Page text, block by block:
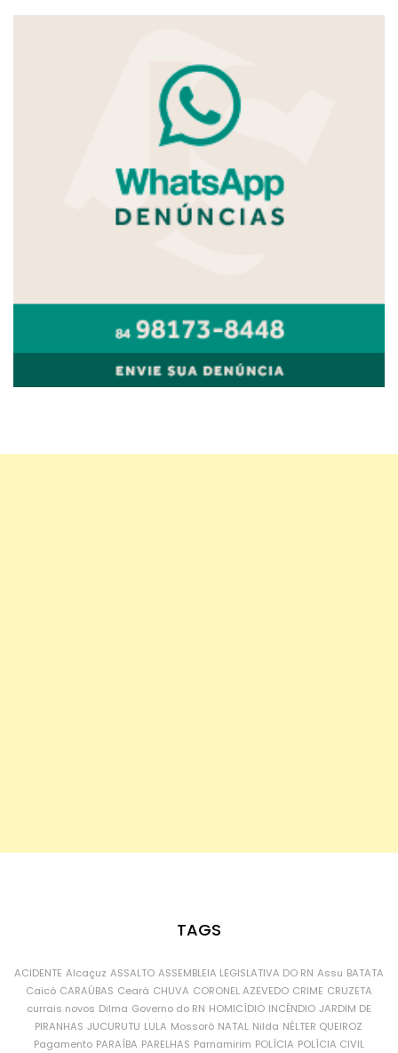
TAGS
ACIDENTE Alcaçuz ASSALTO ASSEMBLEIA LEGISLATIVA DO RN Assu BATATA
Caicó CARAÚBAS Ceará CHUVA CORONEL AZEVEDO CRIME CRUZETA
currais novos Dilma Governo do RN HOMICÍDIO INCÊNDIO JARDIM DE
PIRANHAS JUCURUTU LULA Mossoró NATAL Nilda NÉLTER QUEIROZ
Pagamento PARAÍBA PARELHAS Parnamirim POLÍCIA POLÍCIA CIVIL